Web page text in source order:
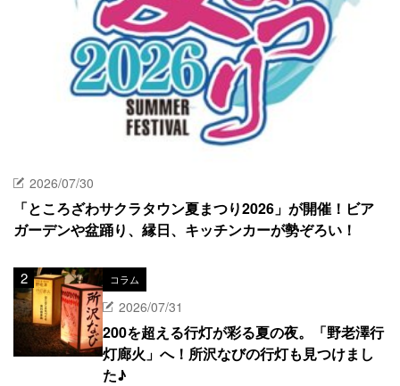
2026/07/30
「ところざわサクラタウン夏まつり2026」が開催！ビア
ガーデンや盆踊り、縁日、キッチンカーが勢ぞろい！
コラム
2026/07/31
200を超える行灯が彩る夏の夜。「野老澤行
灯廊火」へ！所沢なびの行灯も見つけまし
た♪